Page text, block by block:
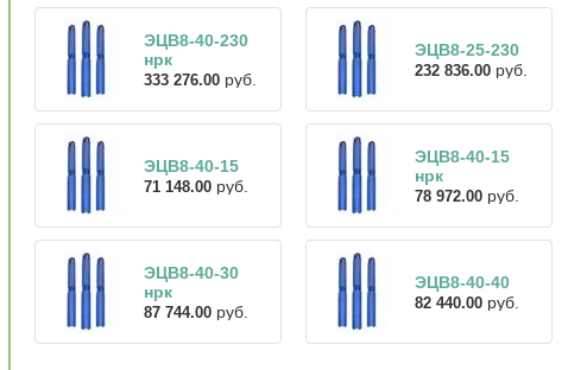
ЭЦВ8-40-230
нрк
333 276.00 руб.
ЭЦВ8-25-230
232 836.00 руб.
ЭЦВ8-40-15
71 148.00 руб.
ЭЦВ8-40-15
нрк
78 972.00 руб.
ЭЦВ8-40-30
нрк
87 744.00 руб.
ЭЦВ8-40-40
82 440.00 руб.